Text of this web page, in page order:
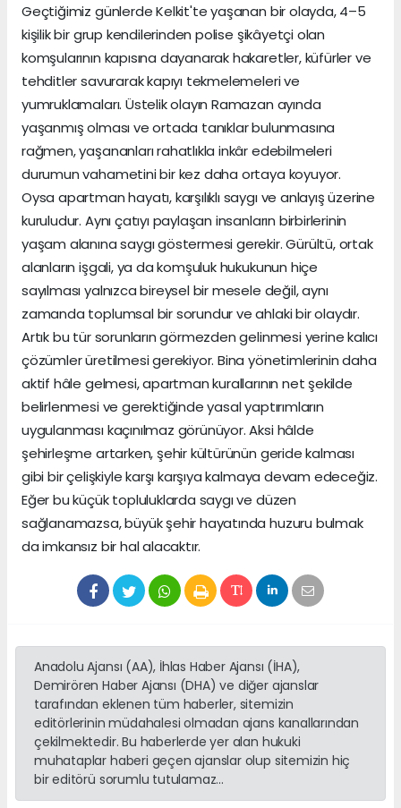
Geçtiğimiz günlerde Kelkit'te yaşanan bir olayda, 4–5
kişilik bir grup kendilerinden polise şikâyetçi olan
komşularının kapısına dayanarak hakaretler, küfürler ve
tehditler savurarak kapıyı tekmelemeleri ve
yumruklamaları. Üstelik olayın Ramazan ayında
yaşanmış olması ve ortada tanıklar bulunmasına
rağmen, yaşananları rahatlıkla inkâr edebilmeleri
durumun vahametini bir kez daha ortaya koyuyor.
Oysa apartman hayatı, karşılıklı saygı ve anlayış üzerine
kuruludur. Aynı çatıyı paylaşan insanların birbirlerinin
yaşam alanına saygı göstermesi gerekir. Gürültü, ortak
alanların işgali, ya da komşuluk hukukunun hiçe
sayılması yalnızca bireysel bir mesele değil, aynı
zamanda toplumsal bir sorundur ve ahlaki bir olaydır.
Artık bu tür sorunların görmezden gelinmesi yerine kalıcı
çözümler üretilmesi gerekiyor. Bina yönetimlerinin daha
aktif hâle gelmesi, apartman kurallarının net şekilde
belirlenmesi ve gerektiğinde yasal yaptırımların
uygulanması kaçınılmaz görünüyor. Aksi hâlde
şehirleşme artarken, şehir kültürünün geride kalması
gibi bir çelişkiyle karşı karşıya kalmaya devam edeceğiz.
Eğer bu küçük topluluklarda saygı ve düzen
sağlanamazsa, büyük şehir hayatında huzuru bulmak
da imkansız bir hal alacaktır.
Anadolu Ajansı (AA), İhlas Haber Ajansı (İHA),
Demirören Haber Ajansı (DHA) ve diğer ajanslar
tarafından eklenen tüm haberler, sitemizin
editörlerinin müdahalesi olmadan ajans kanallarından
çekilmektedir. Bu haberlerde yer alan hukuki
muhataplar haberi geçen ajanslar olup sitemizin hiç
bir editörü sorumlu tutulamaz...